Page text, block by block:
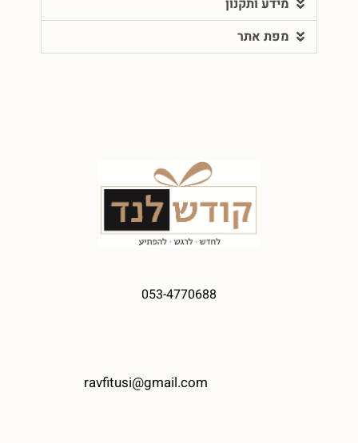
מפת אתר
053-4770688